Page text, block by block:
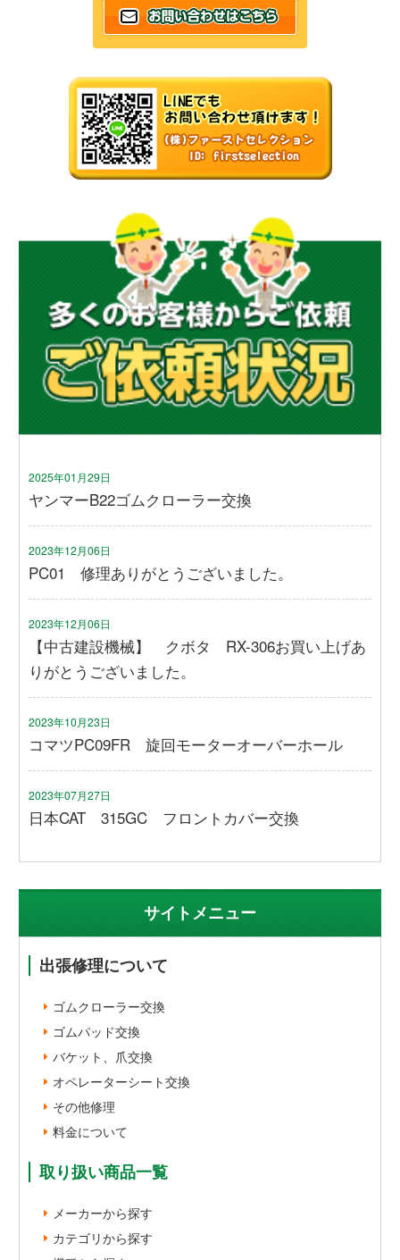
2025年01月29日
ヤンマーB22ゴムクローラー交換
2023年12月06日
PC01 修理ありがとうございました。
2023年12月06日
【中古建設機械】 クボタ RX-306お買い上げあ
りがとうございました。
2023年10月23日
コマツPC09FR 旋回モーターオーバーホール
2023年07月27日
日本CAT 315GC フロントカバー交換
サイトメニュー
出張修理について
ゴムクローラー交換
ゴムパッド交換
バケット、爪交換
オペレーターシート交換
その他修理
料金について
取り扱い商品一覧
メーカーから探す
カテゴリから探す